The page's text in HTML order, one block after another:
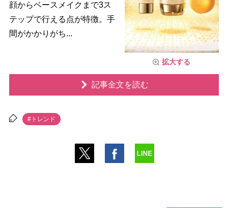
拡大する
顔からベースメイクまで3ス
テップで行える点が特徴。手
間がかかりがち...
記事全文を読む
#トレンド